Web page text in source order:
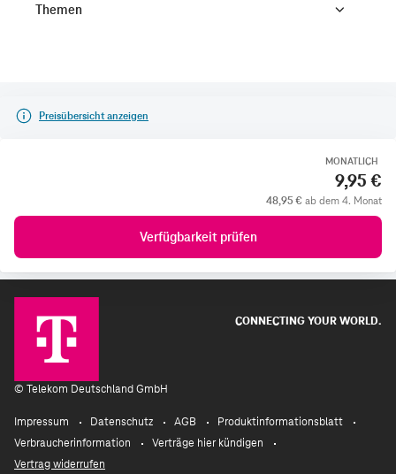
Themen
Preisübersicht anzeigen
MONATLICH
9,95 €
48,95 € ab dem 4. Monat
Verfügbarkeit prüfen
CONNECTING YOUR WORLD.
© Telekom Deutschland GmbH
Impressum Datenschutz AGB
Produktinformationsblatt
Verbraucherinformation
Verträge hier kündigen
Vertrag widerrufen